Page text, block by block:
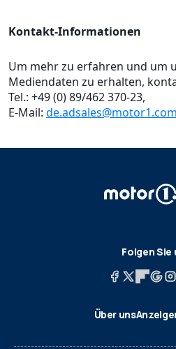
Kontakt-Informationen
Um mehr zu erfahren und um
Mediendaten zu erhalten,
Tel.: +49 (0) 89/462 370-23,
E-Mail: de.adsales@motor1.com
Folgen Sie
Über uns